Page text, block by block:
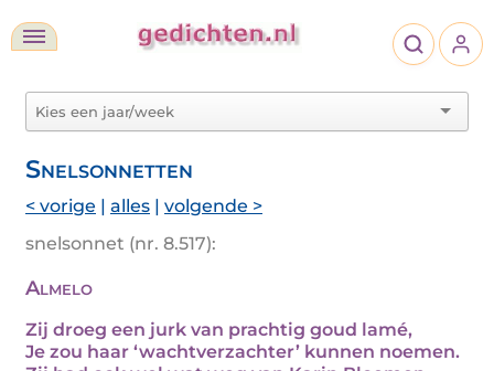
Snelsonnetten
< vorige | alles | volgende >
snelsonnet (nr. 8.517):
Almelo
Zij droeg een jurk van prachtig goud lamé,
Je zou haar ‘wachtverzachter’ kunnen noemen.